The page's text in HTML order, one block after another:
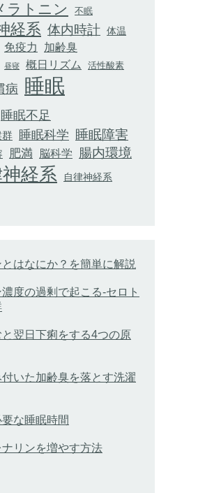
ラトニン 不眠
経系 体内時計 体温
免疫力 加齢臭
昼寝 概日リズム 活性酸素
病 睡眠
睡眠不足
群 睡眠科学 睡眠障害
肥満 脳科学 腸内環境
経系 自律神経系
はなにか？を簡単に解説
度の過剰で起こる-セロト
翌日下痢をする4つの原
いた加齢臭を落とす洗濯
な睡眠時間
ナリンを増やす方法